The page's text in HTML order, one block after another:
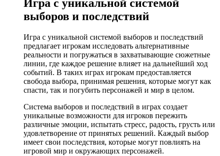
Игра с уникальной системой
выборов и последствий
Игра с уникальной системой выборов и последствий
предлагает игрокам исследовать альтернативные
реальности и погружаться в захватывающие сюжетные
линии, где каждое решение влияет на дальнейший ход
событий. В таких играх игрокам предоставляется
свобода выбора, принимая решения, которые могут как
спасти, так и погубить персонажей и мир в целом.
Система выборов и последствий в играх создает
уникальные возможности для игроков пережить
различные эмоции, испытать стресс, радость, грусть или
удовлетворение от принятых решений. Каждый выбор
имеет свои последствия, которые могут повлиять на
игровой мир и окружающих персонажей.